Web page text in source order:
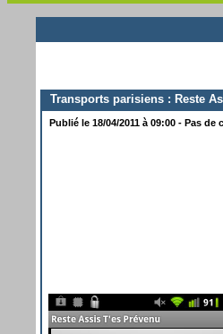
Transports parisiens : Reste
Publié le 18/04/2011 à 09:00 - Pas de